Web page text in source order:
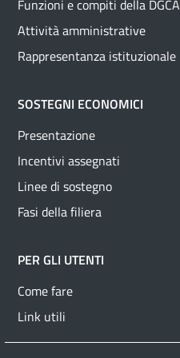
Funzioni e compiti della DGCA
Attività amministrative
Rappresentanza istituzionale
SOSTEGNI ECONOMICI
Presentazione
Incentivi assegnati
Linee di sostegno
Fasi della filiera
PER GLI UTENTI
Come fare
Link utili